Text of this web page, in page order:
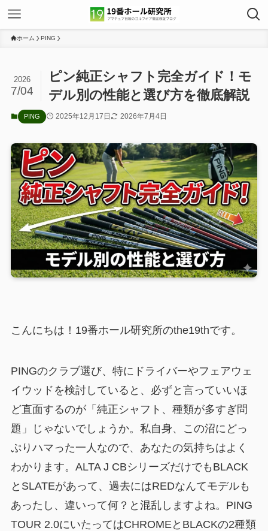
ホーム PING
ピン純正シャフト完全ガイド！モ
デル別の性能と選び方を徹底解説
2026
7/04
PING 2025年12月17日 2026年7月4日
こんにちは！19番ホール研究所のthe19thです。
PINGのクラブ選び、特にドライバーやフェアウェ
イウッドを検討していると、必ずと言っていいほ
ど直面するのが「純正シャフト、種類が多すぎ問
題」じゃないでしょうか。私自身、この沼にどっ
ぷりハマった一人なので、あなたの気持ちはよく
わかります。ALTA J CBシリーズだけでもBLACK
とSLATEがあって、過去にはREDなんてモデルも
あったし、違いって何？と混乱しますよね。PING
TOUR 2.0にいたってはCHROMEとBLACKの2種類